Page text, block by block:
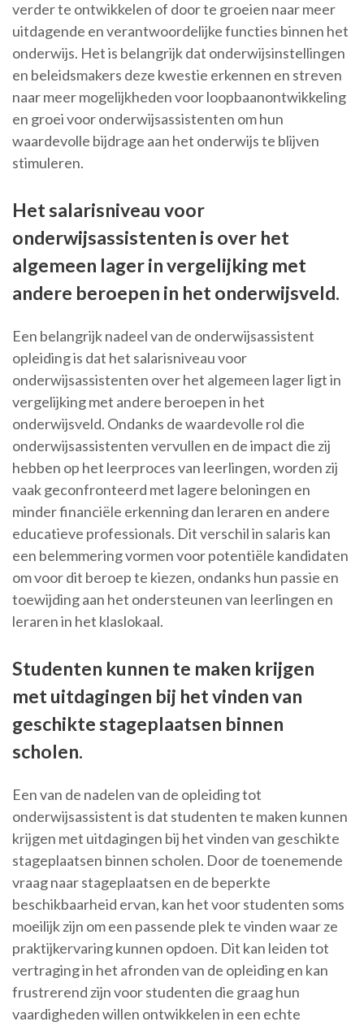
verder te ontwikkelen of door te groeien naar meer
uitdagende en verantwoordelijke functies binnen het
onderwijs. Het is belangrijk dat onderwijsinstellingen
en beleidsmakers deze kwestie erkennen en streven
naar meer mogelijkheden voor loopbaanontwikkeling
en groei voor onderwijsassistenten om hun
waardevolle bijdrage aan het onderwijs te blijven
stimuleren.
Het salarisniveau voor
onderwijsassistenten is over het
algemeen lager in vergelijking met
andere beroepen in het onderwijsveld.
Een belangrijk nadeel van de onderwijsassistent
opleiding is dat het salarisniveau voor
onderwijsassistenten over het algemeen lager ligt in
vergelijking met andere beroepen in het
onderwijsveld. Ondanks de waardevolle rol die
onderwijsassistenten vervullen en de impact die zij
hebben op het leerproces van leerlingen, worden zij
vaak geconfronteerd met lagere beloningen en
minder financiële erkenning dan leraren en andere
educatieve professionals. Dit verschil in salaris kan
een belemmering vormen voor potentiële kandidaten
om voor dit beroep te kiezen, ondanks hun passie en
toewijding aan het ondersteunen van leerlingen en
leraren in het klaslokaal.
Studenten kunnen te maken krijgen
met uitdagingen bij het vinden van
geschikte stageplaatsen binnen
scholen.
Een van de nadelen van de opleiding tot
onderwijsassistent is dat studenten te maken kunnen
krijgen met uitdagingen bij het vinden van geschikte
stageplaatsen binnen scholen. Door de toenemende
vraag naar stageplaatsen en de beperkte
beschikbaarheid ervan, kan het voor studenten soms
moeilijk zijn om een passende plek te vinden waar ze
praktijkervaring kunnen opdoen. Dit kan leiden tot
vertraging in het afronden van de opleiding en kan
frustrerend zijn voor studenten die graag hun
vaardigheden willen ontwikkelen in een echte